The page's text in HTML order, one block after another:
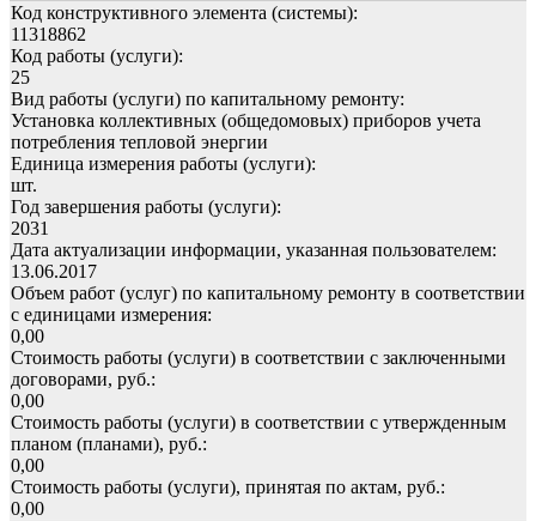
Код конструктивного элемента (системы):
11318862
Код работы (услуги):
25
Вид работы (услуги) по капитальному ремонту:
Установка коллективных (общедомовых) приборов учета
потребления тепловой энергии
Единица измерения работы (услуги):
шт.
Год завершения работы (услуги):
2031
Дата актуализации информации, указанная пользователем:
13.06.2017
Объем работ (услуг) по капитальному ремонту в соответствии
с единицами измерения:
0,00
Стоимость работы (услуги) в соответствии с заключенными
договорами, руб.:
0,00
Стоимость работы (услуги) в соответствии с утвержденным
планом (планами), руб.:
0,00
Стоимость работы (услуги), принятая по актам, руб.:
0,00